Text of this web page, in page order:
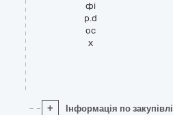
фі
р.d
oc
x
+ Інформація по закупівлі